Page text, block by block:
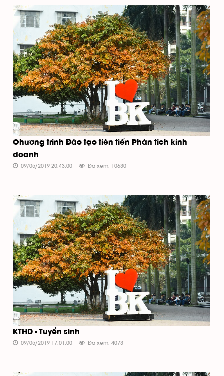
Chương trình Đào tạo tiên tiến Phân tích kinh
doanh
09/05/2019 20:43:00 Đã xem: 10630
KTHD - Tuyển sinh
09/05/2019 17:01:00 Đã xem: 4073